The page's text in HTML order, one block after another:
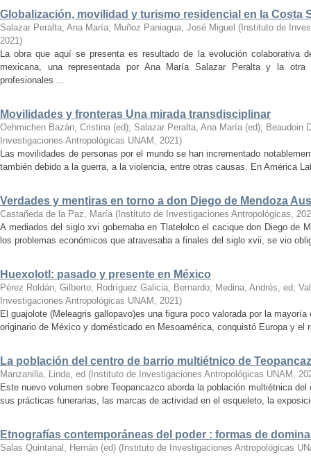
Globalización, movilidad y turismo residencial en la Costa
Salazar Peralta, Ana María; Muñoz Paniagua, José Miguel ( Instituto de
2021)
La obra que aquí se presenta es resultado de la evolución colaborativa
mexicana, una representada por Ana María Salazar Peralta y la otra
profesionales ...
Movilidades y fronteras Una mirada transdisciplinar
Oehmichen Bazán, Cristina (ed); Salazar Peralta, Ana María (ed); Beaudoin
Investigaciones Antropológicas UNAM , 2021)
Las movilidades de personas por el mundo se han incrementado
también debido a la guerra, a la violencia, entre otras causas. En América
Verdades y mentiras en torno a don Diego de Mendoza
Castañeda de la Paz, María ( Instituto de Investigaciones Antropológicas,
A mediados del siglo xvi gobernaba en Tlatelolco el cacique don Diego de
los problemas económicos que atra­ve­sa­ba ­a ­finales ­del ­siglo xvii, se vio
Huexolotl: pasado y presente en México
Pérez Roldán, Gilberto; Rodríguez Galicia, Bernardo; Medina, Andrés, ed;
Investigaciones Antropológicas UNAM , 2021)
El guajolote (Meleagris gallopavo)es una figura poco valorada por la
originario de México y domésticado en Mesoamérica, conquistó Europa y el
La población del centro de barrio multiétnico de
Manzanilla, Linda, ed ( Instituto de Investigaciones Antropológicas UNAM ,
Este nuevo volumen sobre Teopancazco aborda la población multiétnica
sus prácticas funerarias, las marcas de actividad en el esqueleto, la
Etnografías contemporáneas del poder : formas de
Salas Quintanal, Hernán (ed) ( Instituto de Investigaciones Antropológicas